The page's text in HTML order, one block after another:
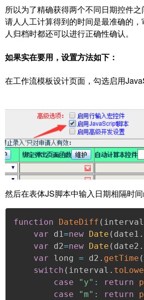
所以为了精确获得两个不同日期控件
请人人工计算得到的时间是最准确的
人归档时都还可以进行正确性确认。
如果实在要用，设置方法如下：
在工作流模板设计页面，勾选启用
然后在表体JS脚本中输入日期相隔时间
function DateDiff ( interval
var d1=new Date ( date1 .
var d2=new Date ( date2 .
var long = d2 . getTime (
switch ( interval .
case
"y" : return
case
"m" : return